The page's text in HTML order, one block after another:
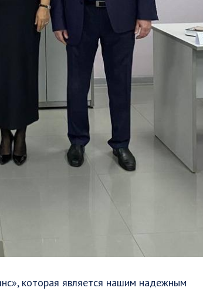
которая является нашим надежным